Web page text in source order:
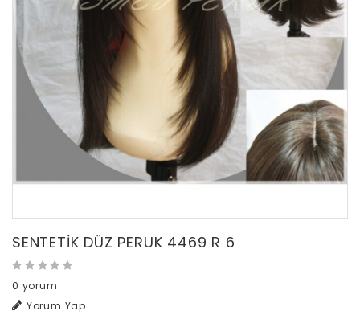
SENTETİK DÜZ PERUK 4469 R 6
0 yorum
Yorum Yap